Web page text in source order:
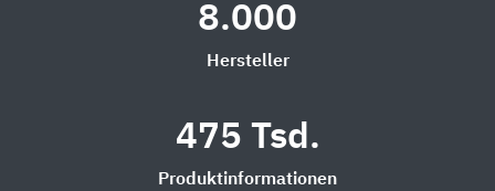
8.000
Hersteller
475 Tsd.
Produktinformationen